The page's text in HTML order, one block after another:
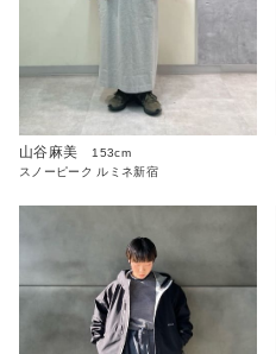
山谷麻美
153cm
スノーピーク ルミネ新宿